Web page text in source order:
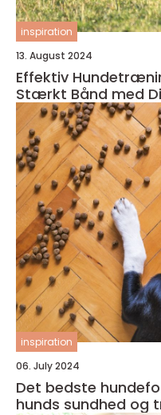
inspiration
13. August 2024
Effektiv Hundetræning Sådan Skaber
Stærkt Bånd med
inspiration
06. July 2024
Det bedste
hunds sundhed og